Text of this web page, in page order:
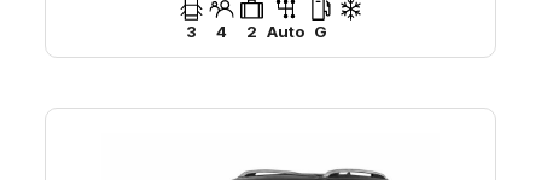
3 4 2 Auto G